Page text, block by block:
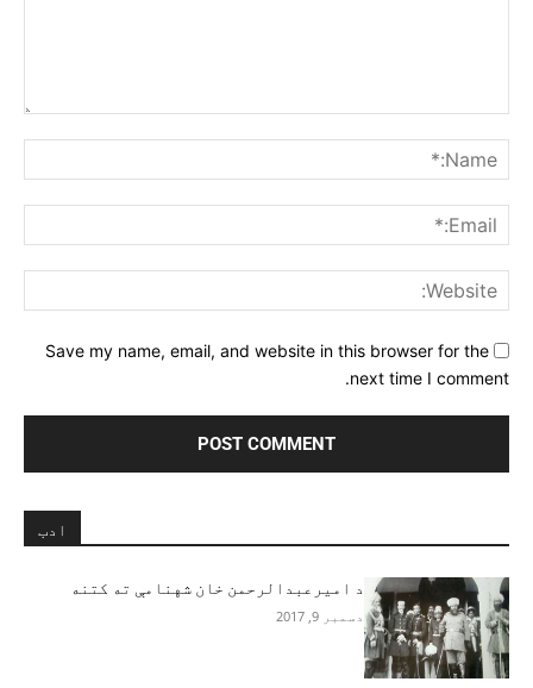
Save my name, email, and website in this browser for the
next time I comment.
ادب
د امیرعبدالرحمن خان شهنامې ته کتنه
دسمبر 9, 2017